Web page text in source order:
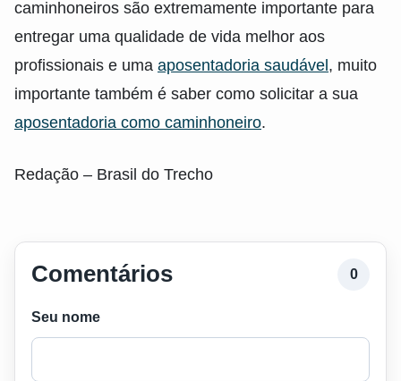
caminhoneiros são extremamente importante para
entregar uma qualidade de vida melhor aos
profissionais e uma aposentadoria saudável , muito
importante também é saber como solicitar a sua
aposentadoria como caminhoneiro.
Redação – Brasil do Trecho
Comentários 0
Seu nome